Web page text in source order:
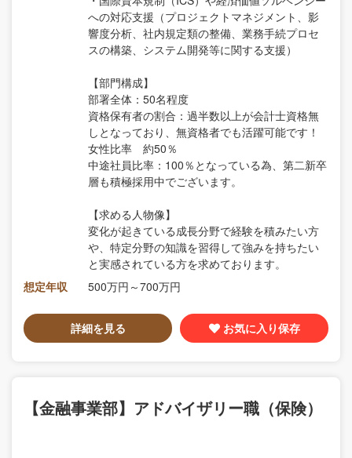
への対応支援（プロジェクトマネジメント、影
響度分析、社内規定類の整備、業務手続プロセ
スの構築、システム開発等に関する支援）
【部門構成】
部署全体：50名程度
資格保有者の割合：過半数以上が会計士資格無
しとなっており、無資格者でも活躍可能です！
女性比率 約50％
中途社員比率：100％となっている為、第二新卒
層も積極採用中でございます。
【求める人物像】
変化が起きている成長分野で経験を積みたい方
や、特定分野の知識を習得して強みを持ちたい
と実感されている方を求めております。
想定年収
500万円～700万円
詳細を見る お気に入り保存
【金融事業部】アドバイザリー職（保険）